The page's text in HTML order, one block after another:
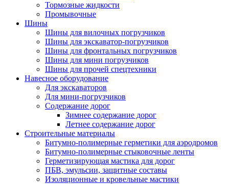
Тормозные жидкости
Промывочные
Шины
Шины для вилочных погрузчиков
Шины для экскаватор-погрузчиков
Шины для фронтальных погрузчиков
Шины для мини погрузчиков
Шины для прочей спецтехники
Навесное оборудование
Для экскаваторов
Для мини-погрузчиков
Содержание дорог
Зимнее содержание дорог
Летнее содержание дорог
Строительные материалы
Битумно-полимерные герметики для аэродромов
Битумно-полимерные стыковочные ленты
Герметизирующая мастика для дорог
ПБВ, эмульсии, защитные составы
Изоляционные и кровельные мастики